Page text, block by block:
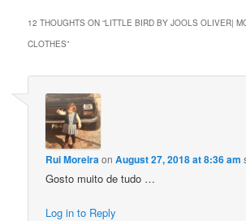
12 THOUGHTS ON “LITTLE BIRD BY JOOLS OLIVER|
CLOTHES”
Rui MoreiraonAugust 27, 2018 at 8:36 am
Gosto muito de tudo …
Log in to Reply